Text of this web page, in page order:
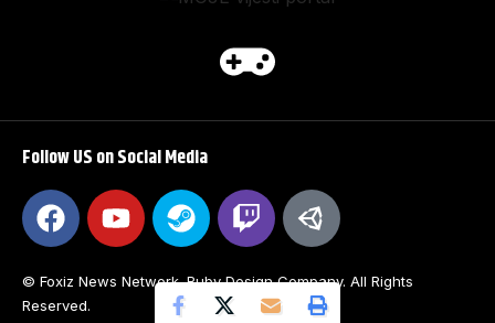
Follow US on Social Media
© Foxiz News Network. Ruby Design Company. All Rights
Reserved.